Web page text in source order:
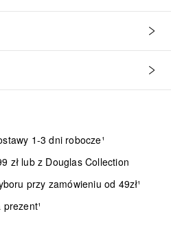
1-3 dni robocze¹
zł lub z Douglas Collection
przy zamówieniu od 49zł¹